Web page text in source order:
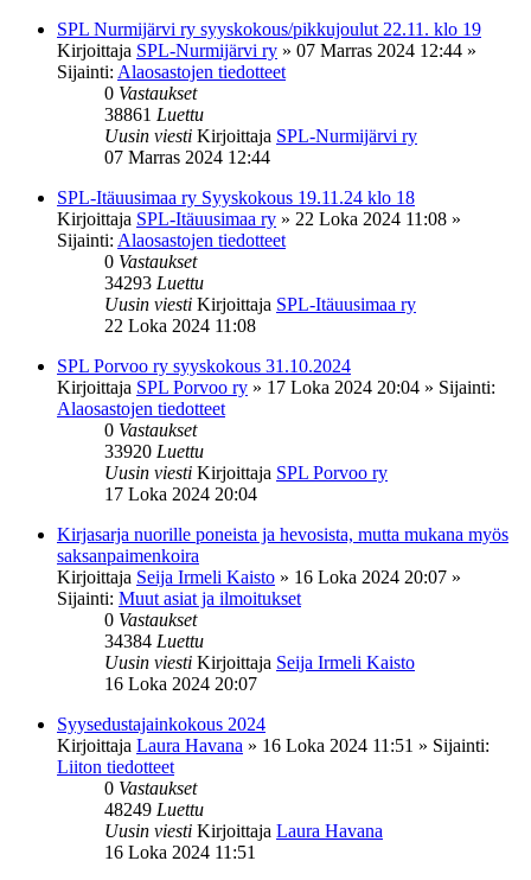
SPL Nurmijärvi ry syyskokous/pikkujoulut 22.11. klo 19
Kirjoittaja SPL-Nurmijärvi ry » 07 Marras 2024 12:44 »
Sijainti: Alaosastojen tiedotteet
0 Vastaukset
38861 Luettu
Uusin viesti Kirjoittaja SPL-Nurmijärvi ry
07 Marras 2024 12:44
SPL-Itäuusimaa ry Syyskokous 19.11.24 klo 18
Kirjoittaja SPL-Itäuusimaa ry » 22 Loka 2024 11:08 »
Sijainti: Alaosastojen tiedotteet
0 Vastaukset
34293 Luettu
Uusin viesti Kirjoittaja SPL-Itäuusimaa ry
22 Loka 2024 11:08
SPL Porvoo ry syyskokous 31.10.2024
Kirjoittaja SPL Porvoo ry » 17 Loka 2024 20:04 » Sijainti:
Alaosastojen tiedotteet
0 Vastaukset
33920 Luettu
Uusin viesti Kirjoittaja SPL Porvoo ry
17 Loka 2024 20:04
Kirjasarja nuorille poneista ja hevosista, mutta mukana myös
saksanpaimenkoira
Kirjoittaja Seija Irmeli Kaisto » 16 Loka 2024 20:07 »
Sijainti: Muut asiat ja ilmoitukset
0 Vastaukset
34384 Luettu
Uusin viesti Kirjoittaja Seija Irmeli Kaisto
16 Loka 2024 20:07
Syysedustajainkokous 2024
Kirjoittaja Laura Havana » 16 Loka 2024 11:51 » Sijainti:
Liiton tiedotteet
0 Vastaukset
48249 Luettu
Uusin viesti Kirjoittaja Laura Havana
16 Loka 2024 11:51